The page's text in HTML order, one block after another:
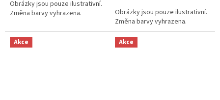
Obrázky jsou pouze ilustrativní.
Změna barvy vyhrazena.
Obrázky jsou pouze ilustrativní.
Změna barvy vyhrazena.
Akce Akce